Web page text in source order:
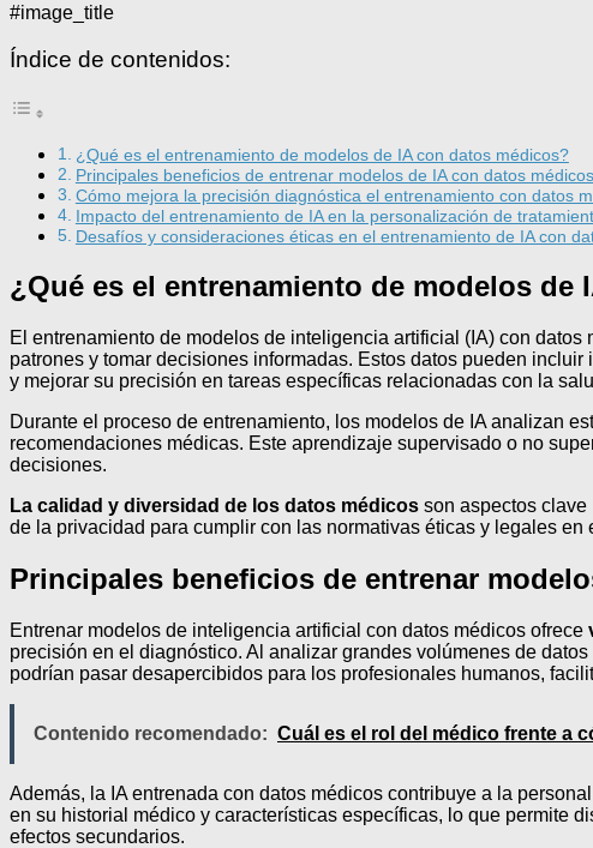
#image_title
Índice de contenidos:
¿Qué es el entrenamiento de modelos de IA con datos médicos?
Principales beneficios de entrenar modelos de IA con datos médicos
Cómo mejora la precisión diagnóstica el entrenamiento con datos
Impacto del entrenamiento de IA en la personalización de
Desafíos y consideraciones éticas en el entrenamiento de IA con
¿Qué es el entrenamiento de modelos de
El entrenamiento de modelos de inteligencia artificial (IA) con
patrones y tomar decisiones informadas. Estos datos pueden
y mejorar su precisión en tareas específicas relacionadas con la
Durante el proceso de entrenamiento, los modelos de IA analizan
recomendaciones médicas. Este aprendizaje supervisado o no
decisiones.
La calidad y diversidad de los datos médicos son aspectos
de la privacidad para cumplir con las normativas éticas y legales
Principales beneficios de entrenar
Entrenar modelos de inteligencia artificial con datos médicos ofrece
precisión en el diagnóstico. Al analizar grandes volúmenes de
podrían pasar desapercibidos para los profesionales humanos,
Contenido recomendado: Cuál es el rol del médico frente a
Además, la IA entrenada con datos médicos contribuye a la
en su historial médico y características específicas, lo que permite
efectos secundarios.